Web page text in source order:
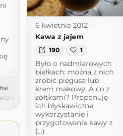
6 kwietnia 2012
Kawa z jajem
190 1
Było o nadmiarowych
białkach: można z nich
zrobić piegusa lub
krem makowy. A co z
żółtkami? Proponuję
ich błyskawiczne
wykorzystanie i
przygotowanie kawy z
(...)